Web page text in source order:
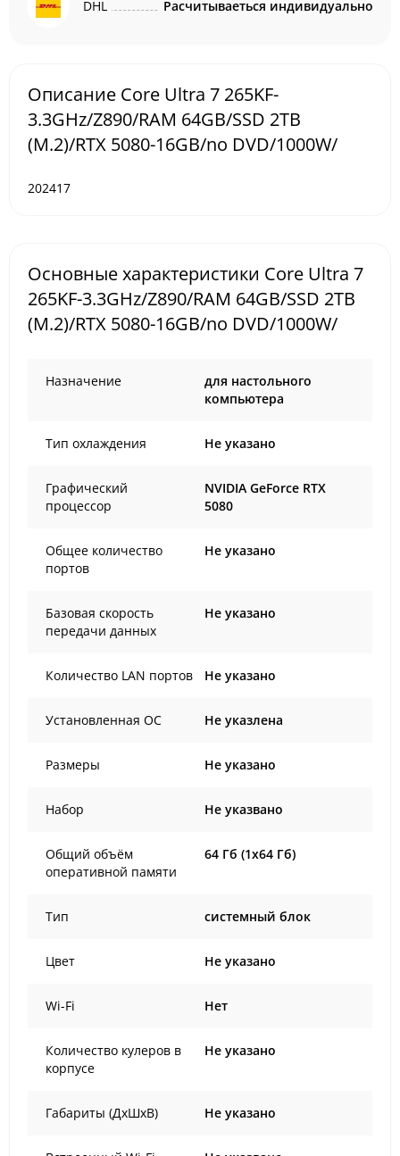
DHL Расчитываеться индивидуально
Описание Core Ultra 7 265KF-
3.3GHz/Z890/RAM 64GB/SSD 2TB
(M.2)/RTX 5080-16GB/no DVD/1000W/
202417
Основные характеристики Core Ultra 7
265KF-3.3GHz/Z890/RAM 64GB/SSD 2TB
(M.2)/RTX 5080-16GB/no DVD/1000W/
Назначение
для настольного
компьютера
Тип охлаждения Не указано
Графический
процессор
NVIDIA GeForce RTX
5080
Общее количество
портов
Не указано
Базовая скорость
передачи данных
Не указано
Количество LAN портов Не указано
Установленная ОС Не указлена
Размеры Не указано
Набор Не указвано
Общий объём
оперативной памяти
64 Гб (1x64 Гб)
Тип системный блок
Цвет Не указано
Wi-Fi Нет
Количество кулеров в
корпусе
Не указано
Габариты (ДхШхВ) Не указано